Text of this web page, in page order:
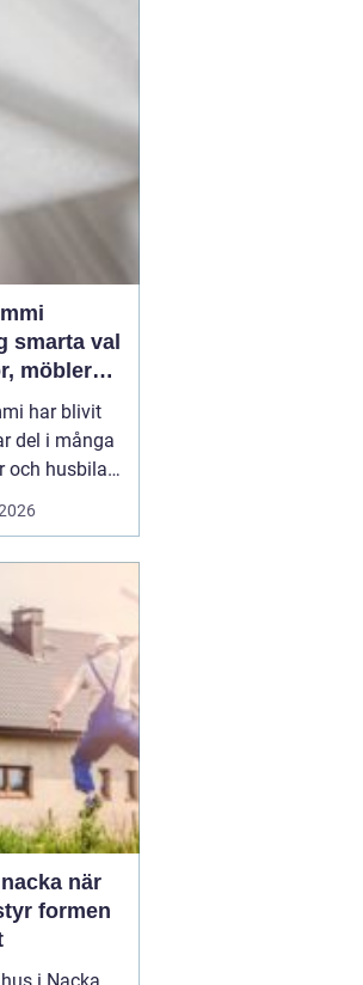
effektivt sätt.
är en robust,
ofta
1000 liter,
möbler
har blivit
del i många
och husbilar
I
intresset
och det
för att
förlänga livet
möbler.
när
formen